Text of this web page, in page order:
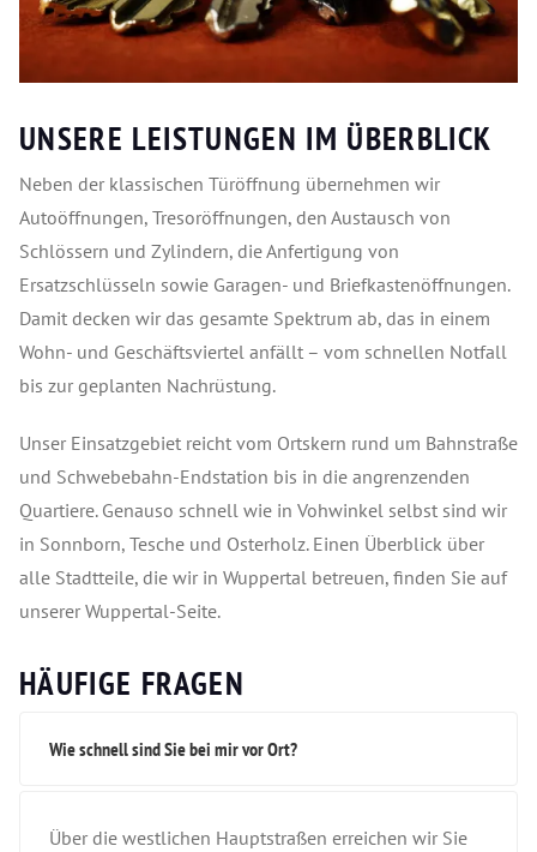
UNSERE LEISTUNGEN IM ÜBERBLICK
Neben der klassischen Türöffnung übernehmen wir
Autoöffnungen, Tresoröffnungen, den Austausch von
Schlössern und Zylindern, die Anfertigung von
Ersatzschlüsseln sowie Garagen- und Briefkastenöffnungen.
Damit decken wir das gesamte Spektrum ab, das in einem
Wohn- und Geschäftsviertel anfällt – vom schnellen Notfall
bis zur geplanten Nachrüstung.
Unser Einsatzgebiet reicht vom Ortskern rund um Bahnstraße
und Schwebebahn-Endstation bis in die angrenzenden
Quartiere. Genauso schnell wie in Vohwinkel selbst sind wir
in Sonnborn, Tesche und Osterholz. Einen Überblick über
alle Stadtteile, die wir in Wuppertal betreuen, finden Sie auf
unserer Wuppertal-Seite.
HÄUFIGE FRAGEN
Wie schnell sind Sie bei mir vor Ort?
Über die westlichen Hauptstraßen erreichen wir Sie